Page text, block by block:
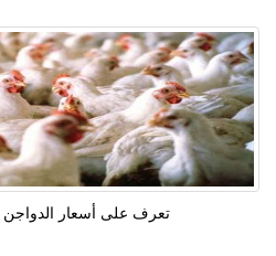
تعرف على أسعار الدواجن